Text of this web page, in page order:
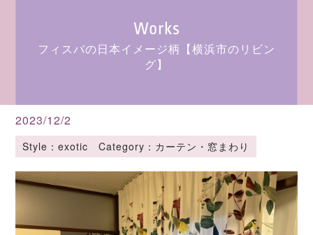
Works
フィスバの日本イメージ柄【横浜市のリビン
グ】
2023/12/2
Style：exotic Category：カーテン・窓まわり